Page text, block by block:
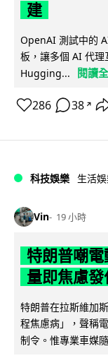
建
OpenAI 測試中的
板，讓多個 AI 代
Hugging...
閱讀
286 38 ↗
科技娛樂 生活
Vin 19 小時
特朗普嘲
量即焦慮
特朗普在拉斯維加
程焦慮病」，聲稱
制令。惟專業車媒